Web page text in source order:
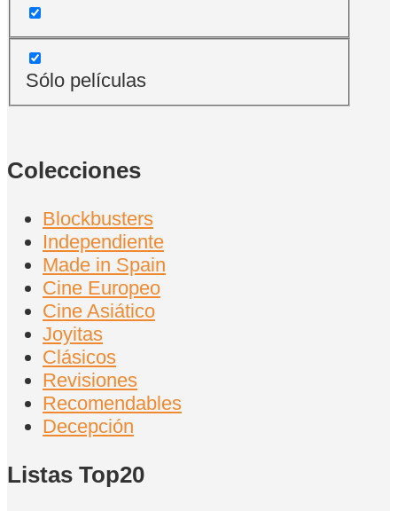
Sólo películas
Colecciones
Blockbusters
Independiente
Made in Spain
Cine Europeo
Cine Asiático
Joyitas
Clásicos
Revisiones
Recomendables
Decepción
Listas Top20